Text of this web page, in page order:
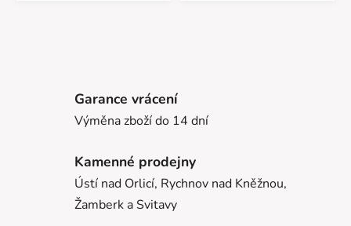
Garance vrácení
Výměna zboží do 14 dní
Kamenné prodejny
Ústí nad Orlicí, Rychnov nad Kněžnou,
Žamberk a Svitavy